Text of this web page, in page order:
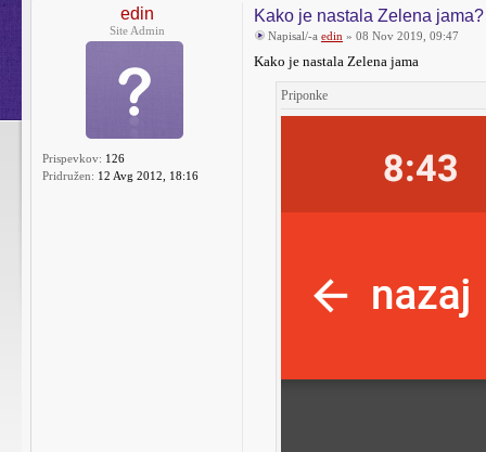
edin
Site Admin
Prispevkov: 126
Pridružen: 12 Avg 2012, 18:16
Kako je nastala Zelena jama?
Napisal/-a edin » 08 Nov 2019, 09:47
Kako je nastala Zelena jama
Priponke